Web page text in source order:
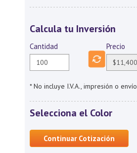
Calcula tu Inversión
Cantidad Precio
* No incluye I.V.A., impresión o envío
Selecciona el Color
Continuar Cotización